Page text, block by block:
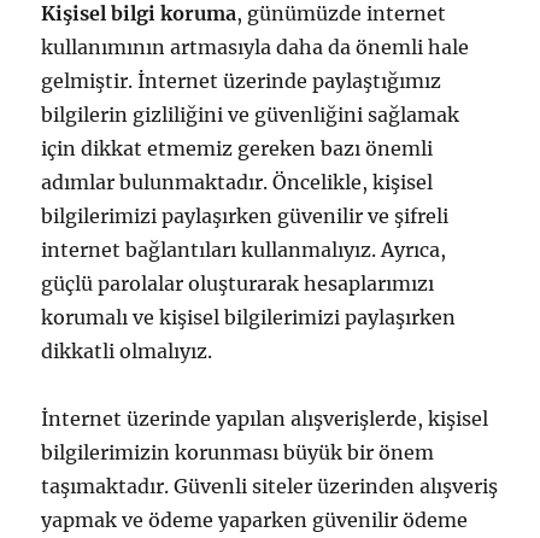
Kişisel bilgi koruma, günümüzde internet
kullanımının artmasıyla daha da önemli hale
gelmiştir. İnternet üzerinde paylaştığımız
bilgilerin gizliliğini ve güvenliğini sağlamak
için dikkat etmemiz gereken bazı önemli
adımlar bulunmaktadır. Öncelikle, kişisel
bilgilerimizi paylaşırken güvenilir ve şifreli
internet bağlantıları kullanmalıyız. Ayrıca,
güçlü parolalar oluşturarak hesaplarımızı
korumalı ve kişisel bilgilerimizi paylaşırken
dikkatli olmalıyız.
İnternet üzerinde yapılan alışverişlerde, kişisel
bilgilerimizin korunması büyük bir önem
taşımaktadır. Güvenli siteler üzerinden alışveriş
yapmak ve ödeme yaparken güvenilir ödeme